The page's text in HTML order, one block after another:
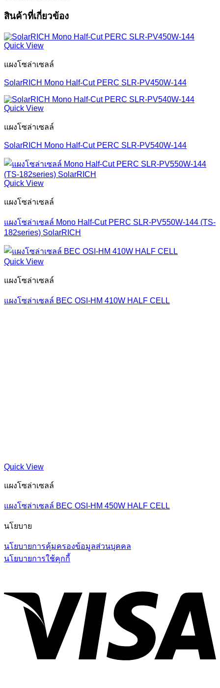
สินค้าที่เกี่ยวข้อง
Quick View
แผงโซล่าเซลล์
SolarRICH Mono Half-Cut PERC SLR-PV450W-144
Quick View
แผงโซล่าเซลล์
SolarRICH Mono Half-Cut PERC SLR-PV540W-144
Quick View
แผงโซล่าเซลล์
แผงโซล่าเซลล์ Mono Half-Cut PERC SLR-PV550W-144 (TS-
182series) SolarRICH
Quick View
แผงโซล่าเซลล์
แผงโซล่าเซลล์ BEC OSI-HM 410W HALF CELL
Quick View
แผงโซล่าเซลล์
แผงโซล่าเซลล์ BEC OSI-HM 450W HALF CELL
นโยบาย
นโยบายการคุ้มครองข้อมูลส่วนบุคคล
นโยบายการใช้คุกกี้